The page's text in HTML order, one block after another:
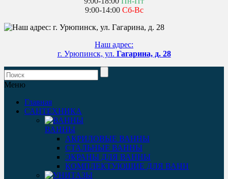
9:00-14:00 Сб-Вс
Наш адрес:
г. Урюпинск, ул. Гагарина, д. 28
Меню
Главная
САНТЕХНИКА
ВАННЫ
АКРИЛОВЫЕ ВАННЫ
СТАЛЬНЫЕ ВАННЫ
ЭКРАНЫ ДЛЯ ВАННЫ
КОМПЛЕКТУЮЩИЕ ДЛЯ ВАНН